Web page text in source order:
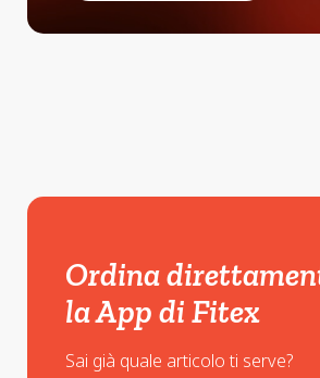
Ordina
la App di Fitex
Sai già quale articolo ti serve?